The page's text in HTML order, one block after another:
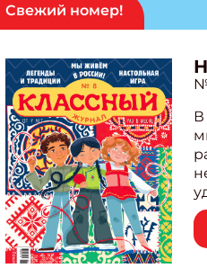
Свежий номер!
В